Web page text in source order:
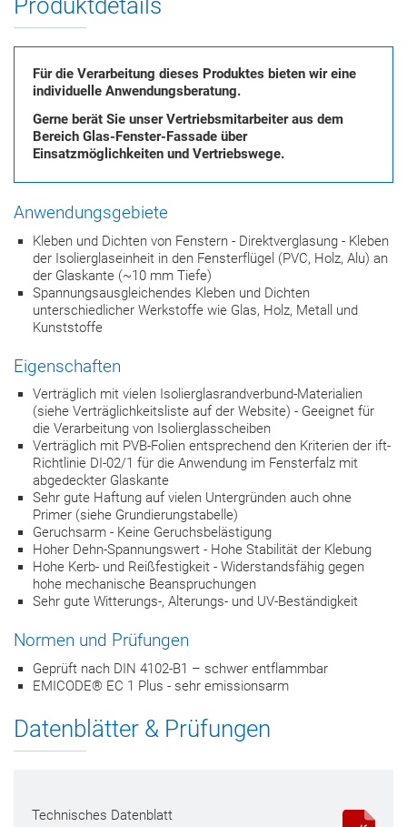
Produktdetails
Für die Verarbeitung dieses Produktes bieten wir eine
individuelle Anwendungsberatung.
Gerne berät Sie unser Vertriebsmitarbeiter aus dem
Bereich Glas-Fenster-Fassade über
Einsatzmöglichkeiten und Vertriebswege.
Anwendungsgebiete
Kleben und Dichten von Fenstern - Direktverglasung - Kleben
der Isolierglaseinheit in den Fensterflügel (PVC, Holz, Alu) an
der Glaskante (~10 mm Tiefe)
Spannungsausgleichendes Kleben und Dichten
unterschiedlicher Werkstoffe wie Glas, Holz, Metall und
Kunststoffe
Eigenschaften
Verträglich mit vielen Isolierglasrandverbund-Materialien
(siehe Verträglichkeitsliste auf der Website) - Geeignet für
die Verarbeitung von Isolierglasscheiben
Verträglich mit PVB-Folien entsprechend den Kriterien der ift-
Richtlinie DI-02/1 für die Anwendung im Fensterfalz mit
abgedeckter Glaskante
Sehr gute Haftung auf vielen Untergründen auch ohne
Primer (siehe Grundierungstabelle)
Geruchsarm - Keine Geruchsbelästigung
Hoher Dehn-Spannungswert - Hohe Stabilität der Klebung
Hohe Kerb- und Reißfestigkeit - Widerstandsfähig gegen
hohe mechanische Beanspruchungen
Sehr gute Witterungs-, Alterungs- und UV-Beständigkeit
Normen und Prüfungen
Geprüft nach DIN 4102-B1 – schwer entflammbar
EMICODE® EC 1 Plus - sehr emissionsarm
Datenblätter & Prüfungen
Technisches Datenblatt